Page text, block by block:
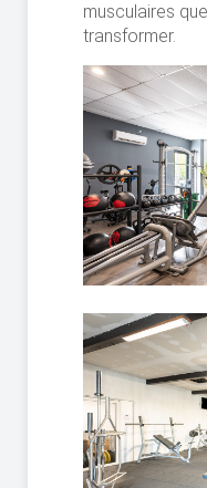
musculaires
transformer.